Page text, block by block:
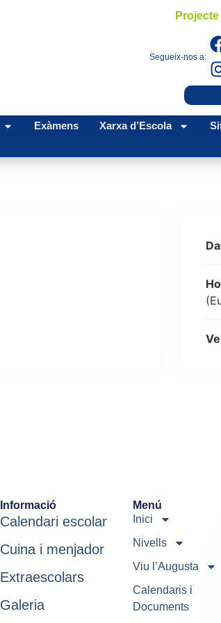
Segueix-nos a:
Exàmens Xarxa d’Escola
Informació
Calendari escolar
Cuina i menjador
Extraescolars
Galeria
Menú
Inici
Nivells
Viu l’Augusta
Calendaris i
Documents